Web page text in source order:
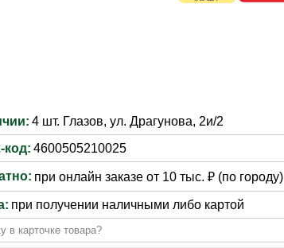
4 шт. Глазов, ул. Драгунова, 2и/2
код: 4600505210025
при онлайн заказе от 10 тыс. ₽ (по городу)
при получении наличными либо картой
в карточке товара?